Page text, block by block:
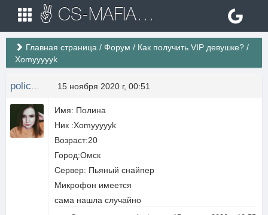
✌ CS-MAFIA.RU ✌ Игровые сервера Counter Strike 1.6
Главная страница / Форум / Как получить VIP девушке? /
Xomyyyyyk
15 ноября 2020 г, 00:51
Имя: Полина
Ник :Xomyyyyyk
Возраст:20
Город:Омск
Сервер: Пьяный снайпер
Микрофон имеется
сама нашла случайно